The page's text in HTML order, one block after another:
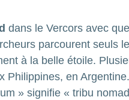
dans le Vercors avec
parcourent seuls
à la belle étoile.
Philippines, en
» signifie « tribu